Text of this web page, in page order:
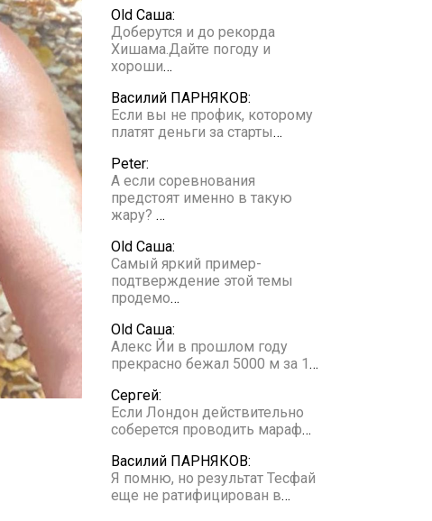
Old Саша:
Доберутся и до рекорда
Хишама.Дайте погоду и
хороши…
Василий ПАРНЯКОВ:
Если вы не профик, которому
платят деньги за старты…
Peter:
А если соревнования
предстоят именно в такую
жару? …
Old Саша:
Самый яркий пример-
подтверждение этой темы
продемо…
Old Саша:
Алекс Йи в прошлом году
прекрасно бежал 5000 м за 1…
Сергей:
Если Лондон действительно
соберется проводить мараф…
Василий ПАРНЯКОВ:
Я помню, но результат Тесфай
еще не ратифицирован в…